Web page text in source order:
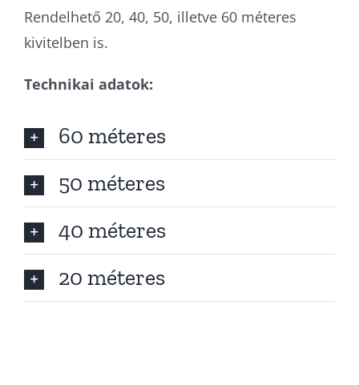
Rendelhető 20, 40, 50, illetve 60 méteres
kivitelben is.
Technikai adatok:
60 méteres
50 méteres
40 méteres
20 méteres